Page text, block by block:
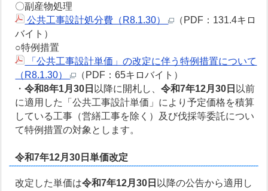
〇副産物処理
公共工事設計処分費（R8.1.30）
（PDF：131.4キロ
バイト）
○特例措置
「公共工事設計単価」の改定に伴う特例措置について
（R8.1.30）
（PDF：65キロバイト）
・令和8年1月30日 以降に開札し、令和7年12月30日 以前
に適用した「公共工事設計単価」により予定価格を積算
している工事（営繕工事を除く）及び伐採等委託につい
て特例措置の対象とします。
令和7年12月30日単価改定
改定した単価は令和7年12月30日 以降の公告から適用し